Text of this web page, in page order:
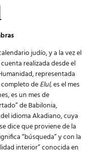
judío, y a la vez el
realizada desde el
representada
deElul,es el mes
es un mes de
de Babilonia,
idioma Akadiano, cuya
dice que proviene de la
“búsqueda” y con la
interior” conocida en